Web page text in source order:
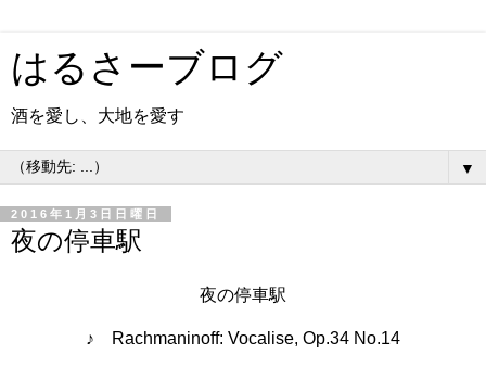
はるさーブログ
酒を愛し、大地を愛す
▼
2016年1月3日日曜日
夜の停車駅
夜の停車駅
♪ Rachmaninoff: Vocalise, Op.34 No.14